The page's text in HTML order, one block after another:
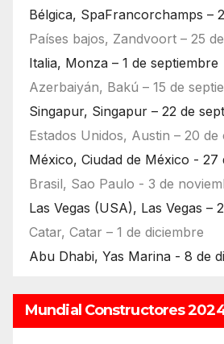
Bélgica, SpaFrancorchamps –
Países bajos, Zandvoort – 25
Italia, Monza – 1 de septiembre
Azerbaiyán, Bakú – 15 de
Singapur, Singapur – 22 de
Estados Unidos, Austin – 20
México, Ciudad de México - 27
Brasil, Sao Paulo - 3 de
Las Vegas (USA), Las Vegas –
Catar, Catar – 1 de diciembre
Abu Dhabi, Yas Marina - 8 de
Mundial Constructores